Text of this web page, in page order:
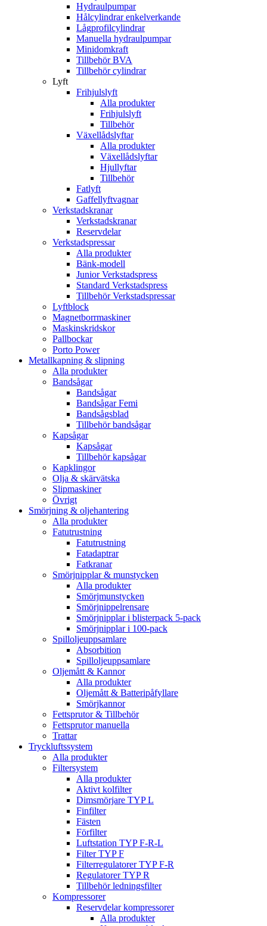
Hydraulpumpar
Hålcylindrar enkelverkande
Lågprofilcylindrar
Manuella hydraulpumpar
Minidomkraft
Tillbehör BVA
Tillbehör cylindrar
Lyft
Frihjulslyft
Alla produkter
Frihjulslyft
Tillbehör
Växellådslyftar
Alla produkter
Växellådslyftar
Hjullyftar
Tillbehör
Fatlyft
Gaffellyftvagnar
Verkstadskranar
Verkstadskranar
Reservdelar
Verkstadspressar
Alla produkter
Bänk-modell
Junior Verkstadspress
Standard Verkstadspress
Tillbehör Verkstadspressar
Lyftblock
Magnetborrmaskiner
Maskinskridskor
Pallbockar
Porto Power
Metallkapning & slipning
Alla produkter
Bandsågar
Bandsågar
Bandsågar Femi
Bandsågsblad
Tillbehör bandsågar
Kapsågar
Kapsågar
Tillbehör kapsågar
Kapklingor
Olja & skärvätska
Slipmaskiner
Övrigt
Smörjning & oljehantering
Alla produkter
Fatutrustning
Fatutrustning
Fatadaptrar
Fatkranar
Smörjnipplar & munstycken
Alla produkter
Smörjmunstycken
Smörjnippelrensare
Smörjnipplar i blisterpack 5-pack
Smörjnipplar i 100-pack
Spilloljeuppsamlare
Absorbition
Spilloljeuppsamlare
Oljemått & Kannor
Alla produkter
Oljemått & Batteripåfyllare
Smörjkannor
Fettsprutor & Tillbehör
Fettsprutor manuella
Trattar
Tryckluftssystem
Alla produkter
Filtersystem
Alla produkter
Aktivt kolfilter
Dimsmörjare TYP L
Finfilter
Fästen
Förfilter
Luftstation TYP F-R-L
Filter TYP F
Filterregulatorer TYP F-R
Regulatorer TYP R
Tillbehör ledningsfilter
Kompressorer
Reservdelar kompressorer
Alla produkter